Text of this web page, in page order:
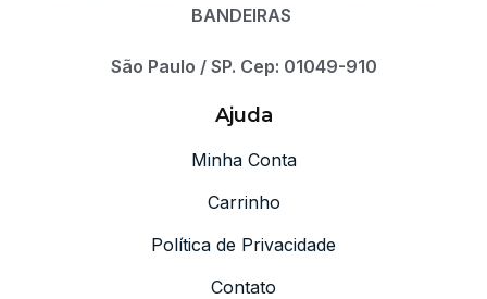
BANDEIRAS
São Paulo / SP. Cep: 01049-910
Ajuda
Minha Conta
Carrinho
Política de Privacidade
Contato